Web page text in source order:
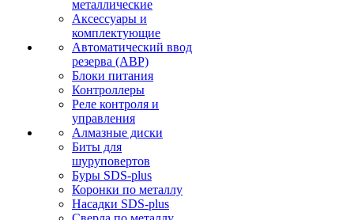
металлические
Аксессуары и
комплектующие
Автоматический ввод
резерва (АВР)
Блоки питания
Контроллеры
Реле контроля и
управления
Алмазные диски
Биты для
шуруповертов
Буры SDS-plus
Коронки по металлу
Насадки SDS-plus